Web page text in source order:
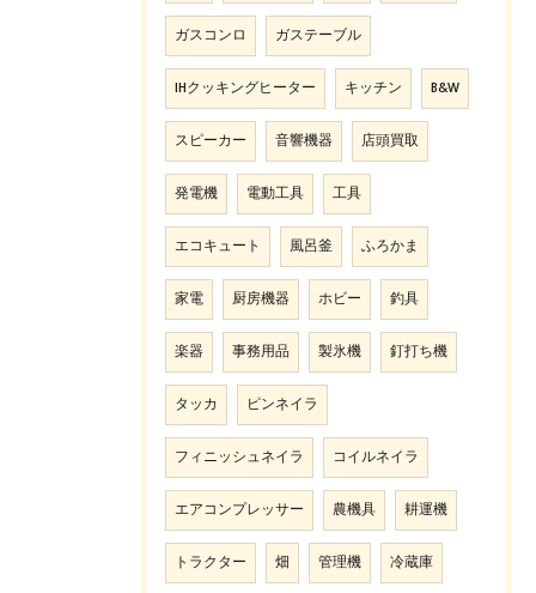
ガスコンロ ガステーブル
IHクッキングヒーター キッチン B&W
スピーカー 音響機器 店頭買取
発電機 電動工具 工具
エコキュート 風呂釜 ふろかま
家電 厨房機器 ホビー 釣具
楽器 事務用品 製氷機 釘打ち機
タッカ ピンネイラ
フィニッシュネイラ コイルネイラ
エアコンプレッサー 農機具 耕運機
トラクター 畑 管理機 冷蔵庫